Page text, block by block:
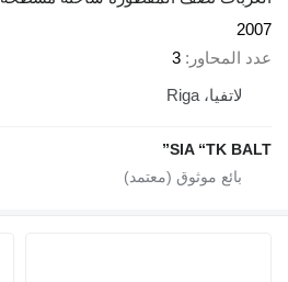
2007
عدد المحاور
3
لاتفيا، Riga
SIA “TK BALT”